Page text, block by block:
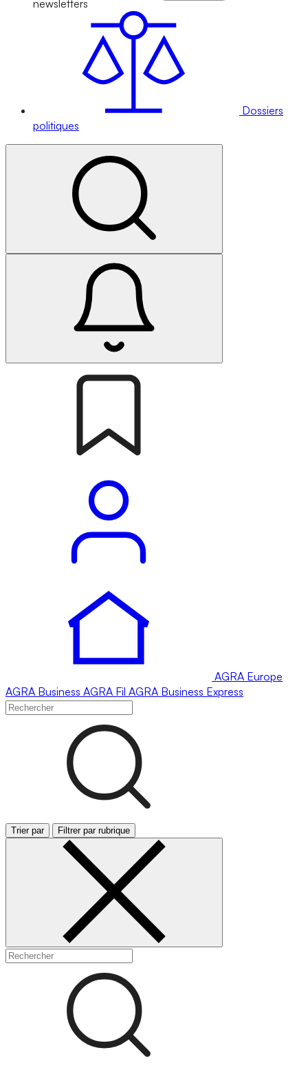
newsletters
Dossiers
politiques
AGRA Europe
AGRA Business AGRA Fil AGRA Business Express
Trier par Filtrer par rubrique